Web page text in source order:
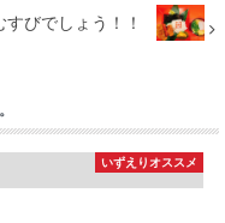
びでしょう！！
いずえりオススメ